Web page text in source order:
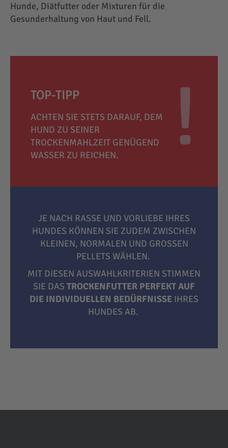
Hunde, Diätfutter oder Mixturen für die
Gesunderhaltung von Haut und Fell.
TOP-TIPP
ACHTEN SIE STETS DARAUF, DEM
HUND ZU SEINER
TROCKENMAHLZEIT GENÜGEND
WASSER ZU REICHEN.
JE NACH RASSE UND VORLIEBE IHRES
HUNDES KÖNNEN SIE ZUDEM ZWISCHEN
KLEINEN, NORMALEN UND GROSSEN P
ELLETS WÄHLEN.
MIT DIESEN AUSWAHLKRITERIEN STIMMEN
SIE DAS TROCKENFUTTER PERFEKT AUF
DIE INDIVIDUELLEN BEDÜRFNISSE IHRES
HUNDES AB.